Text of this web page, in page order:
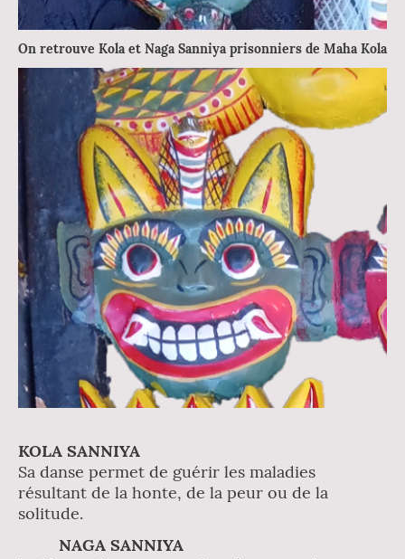
On retrouve Kola et Naga Sanniya prisonniers de Maha Kola
KOLA SANNIYA
Sa danse permet de guérir les maladies
résultant de la honte, de la peur ou de la
solitude.
NAGA SANNIYA